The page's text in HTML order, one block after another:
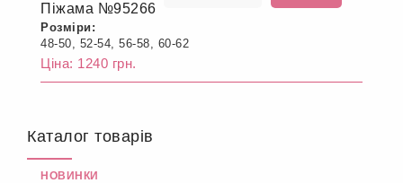
Піжама №95266
Розміри:
48-50, 52-54, 56-58, 60-62
Ціна: 1240 грн.
Каталог товарів
НОВИНКИ